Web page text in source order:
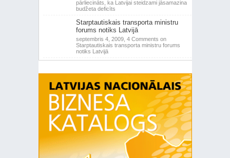
pārliecināts, ka Latvijai steidzami jāsamazina
budžeta deficīts
Starptautiskais transporta ministru
forums notiks Latvijā
septembris 4, 2009, 4 Comments on
Starptautiskais transporta ministru forums
notiks Latvijā